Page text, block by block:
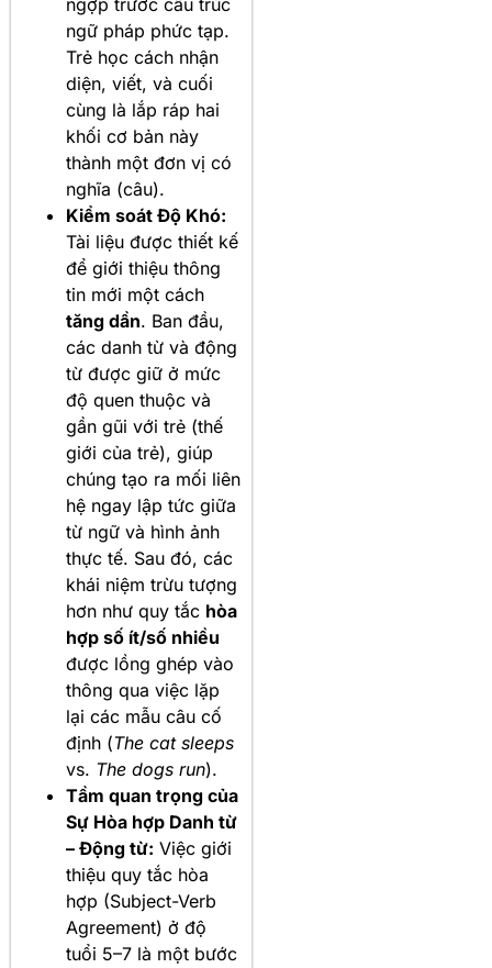
ngữ pháp phức tạp.
Trẻ học cách nhận
diện, viết, và cuối
cùng là lắp ráp hai
khối cơ bản này
thành một đơn vị có
nghĩa (câu).
Kiểm soát Độ Khó:
Tài liệu được thiết kế
để giới thiệu thông
tin mới một cách
tăng dần. Ban đầu,
các danh từ và động
từ được giữ ở mức
độ quen thuộc và
gần gũi với trẻ (thế
giới của trẻ), giúp
chúng tạo ra mối liên
hệ ngay lập tức giữa
từ ngữ và hình ảnh
thực tế. Sau đó, các
khái niệm trừu tượng
hơn như quy tắc hòa
hợp số ít/số nhiều
được lồng ghép vào
thông qua việc lặp
lại các mẫu câu cố
định (The cat sleeps
vs. The dogs run).
Tầm quan trọng của
Sự Hòa hợp Danh từ
– Động từ: Việc giới
thiệu quy tắc hòa
hợp (Subject-Verb
Agreement) ở độ
tuổi 5–7 là một bước